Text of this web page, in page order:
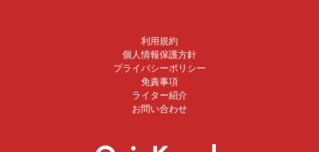
利用規約
個人情報保護方針
プライバシーポリシー
免責事項
ライター紹介
お問い合わせ